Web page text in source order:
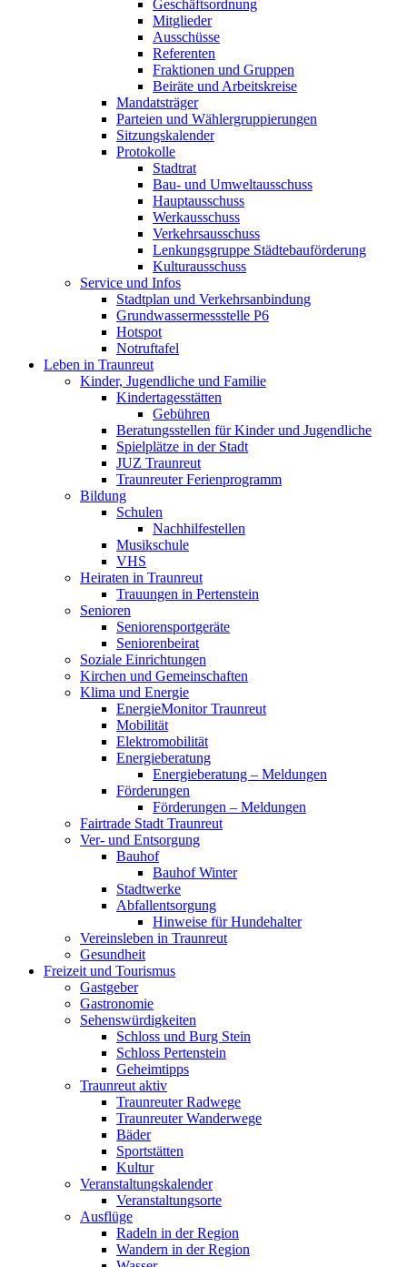
Geschäftsordnung
Mitglieder
Ausschüsse
Referenten
Fraktionen und Gruppen
Beiräte und Arbeitskreise
Mandatsträger
Parteien und Wählergruppierungen
Sitzungskalender
Protokolle
Stadtrat
Bau- und Umweltausschuss
Hauptausschuss
Werkausschuss
Verkehrsausschuss
Lenkungsgruppe Städtebauförderung
Kulturausschuss
Service und Infos
Stadtplan und Verkehrsanbindung
Grundwassermessstelle P6
Hotspot
Notruftafel
Leben in Traunreut
Kinder, Jugendliche und Familie
Kindertagesstätten
Gebühren
Beratungsstellen für Kinder und Jugendliche
Spielplätze in der Stadt
JUZ Traunreut
Traunreuter Ferienprogramm
Bildung
Schulen
Nachhilfestellen
Musikschule
VHS
Heiraten in Traunreut
Trauungen in Pertenstein
Senioren
Seniorensportgeräte
Seniorenbeirat
Soziale Einrichtungen
Kirchen und Gemeinschaften
Klima und Energie
EnergieMonitor Traunreut
Mobilität
Elektromobilität
Energieberatung
Energieberatung – Meldungen
Förderungen
Förderungen – Meldungen
Fairtrade Stadt Traunreut
Ver- und Entsorgung
Bauhof
Bauhof Winter
Stadtwerke
Abfallentsorgung
Hinweise für Hundehalter
Vereinsleben in Traunreut
Gesundheit
Freizeit und Tourismus
Gastgeber
Gastronomie
Sehenswürdigkeiten
Schloss und Burg Stein
Schloss Pertenstein
Geheimtipps
Traunreut aktiv
Traunreuter Radwege
Traunreuter Wanderwege
Bäder
Sportstätten
Kultur
Veranstaltungskalender
Veranstaltungsorte
Ausflüge
Radeln in der Region
Wandern in der Region